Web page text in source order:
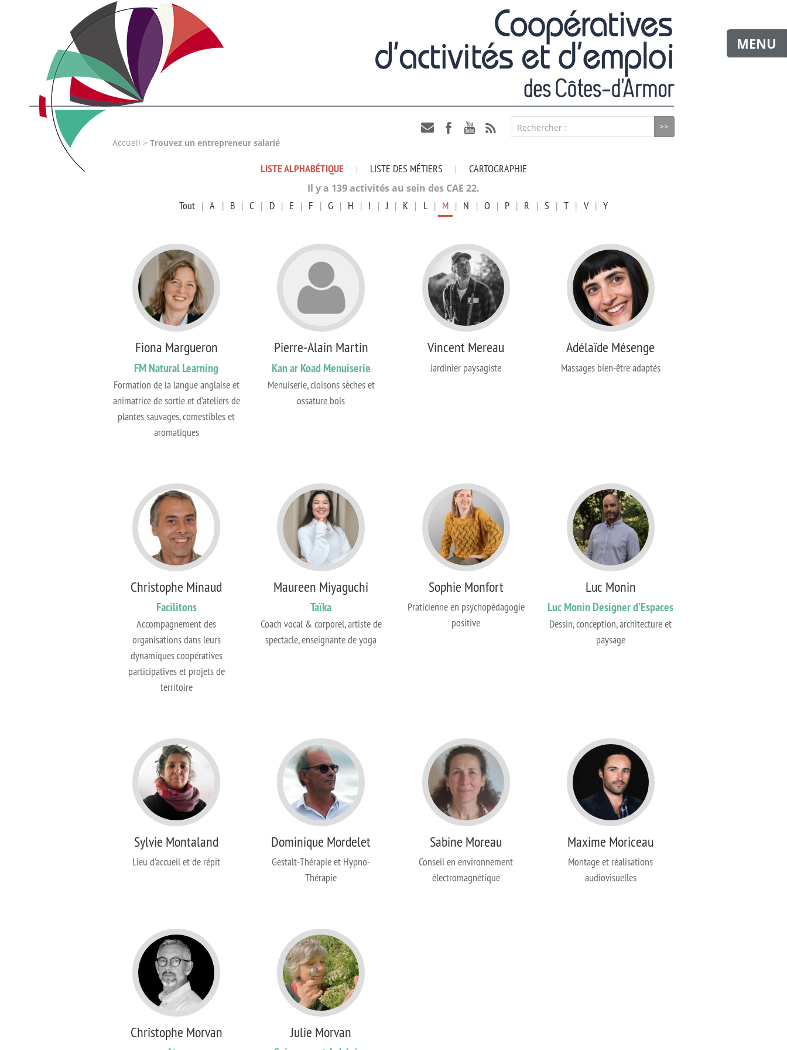
Rechercher :
MENU
Accueil > Trouvez un entrepreneur salarié
LISTE ALPHABÉTIQUE | LISTE DES MÉTIERS | CARTOGRAPHIE
Il y a 139 activités au sein des CAE 22.
Tout | A | B | C | D | E | F | G | H | I | J | K | L | M | N | O | P | R | S | T | V | Y
Fiona Margueron
FM Natural Learning
Formation de la langue anglaise et
animatrice de sortie et d’ateliers de
plantes sauvages, comestibles et
aromatiques
Pierre-Alain Martin
Kan ar Koad Menuiserie
Menuiserie, cloisons sèches et
ossature bois
Vincent Mereau
Jardinier paysagiste
Adélaïde Mésenge
Massages bien-être adaptés
Christophe Minaud
Facilitons
Accompagnement des
organisations dans leurs
dynamiques coopératives
participatives et projets de
territoire
Maureen Miyaguchi
Taïka
Coach vocal & corporel, artiste de
spectacle, enseignante de yoga
Sophie Monfort
Praticienne en psychopédagogie
positive
Luc Monin
Luc Monin Designer d’Espaces
Dessin, conception, architecture et
paysage
Sylvie Montaland
Lieu d’accueil et de répit
Dominique Mordelet
Gestalt-Thérapie et Hypno-
Thérapie
Sabine Moreau
Conseil en environnement
électromagnétique
Maxime Moriceau
Montage et réalisations
audiovisuelles
Christophe Morvan Julie Morvan